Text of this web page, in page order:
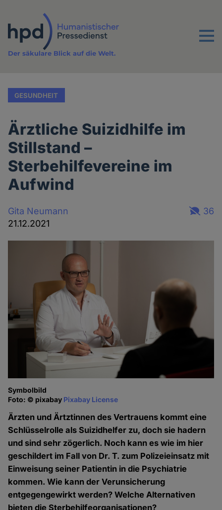
Inhalt
Menu
Der säkulare Blick auf die Welt.
GESUNDHEIT
Ärztliche Suizidhilfe im
Stillstand –
Sterbehilfevereine im
Aufwind
Gita Neumann
21.12.2021
36
Symbolbild
Foto: © pixabay Pixabay License
Ärzten und Ärtztinnen des Vertrauens kommt eine
Schlüsselrolle als Suizidhelfer zu, doch sie hadern
und sind sehr zögerlich. Noch kann es wie im hier
geschildert im Fall von Dr. T. zum Polizeieinsatz mit
Einweisung seiner Patientin in die Psychiatrie
kommen. Wie kann der Verunsicherung
entgegengewirkt werden? Welche Alternativen
bieten die Sterbehilfeorganisationen?